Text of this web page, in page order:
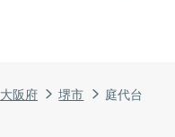
大阪府 堺市 庭代台